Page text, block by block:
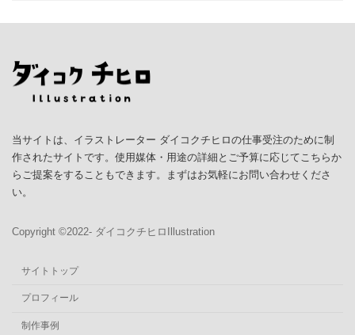
当サイトは、イラストレーター ダイコクチヒロの仕事受注のために制
作されたサイトです。使用媒体・用途の詳細とご予算に応じてこちらか
らご提案をすることもできます。まずはお気軽にお問い合わせくださ
い。
Copyright ©︎2022- ダイコクチヒロIllustration
サイトトップ
プロフィール
制作事例